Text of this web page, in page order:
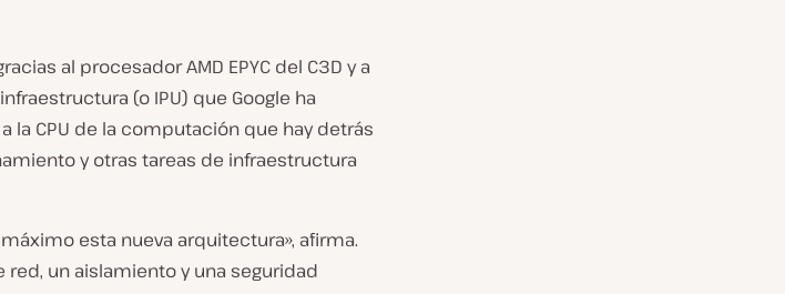
al procesador AMD EPYC del C3D y a
(o IPU) que Google ha
la CPU de la computación que hay detrás
y otras tareas de infraestructura
esta nueva arquitectura», afirma.
un aislamiento y una seguridad